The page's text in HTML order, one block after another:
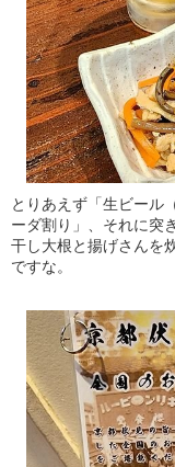
とりあえず「生ビール
ーダ割り」、それに突
干し大根と揚げさんを
ですな。